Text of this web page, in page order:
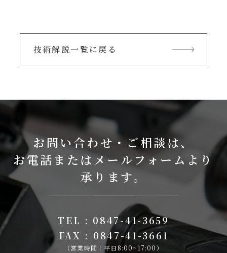
技術解説一覧に戻る
お問い合わせ・ご相談は、
お電話またはメールフォームより
承ります。
TEL : 0847-41-3659
FAX : 0847-41-3661
（営業時間：平日8:00~17:00）